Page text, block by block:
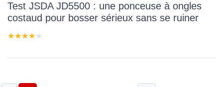
Test JSDA JD5500 : une ponceuse à ongles
costaud pour bosser sérieux sans se ruiner
★★★★★
★★★★★